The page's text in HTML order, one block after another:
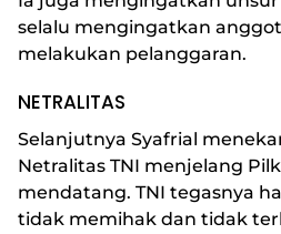
selalu mengingatkan
melakukan pelanggaran.
NETRALITAS
Selanjutnya Syafrial
Netralitas TNI menjelang
mendatang. TNI tegasnya
tidak memihak dan tidak